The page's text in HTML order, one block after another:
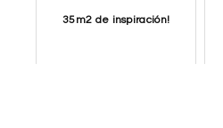
35m2 de inspiración!